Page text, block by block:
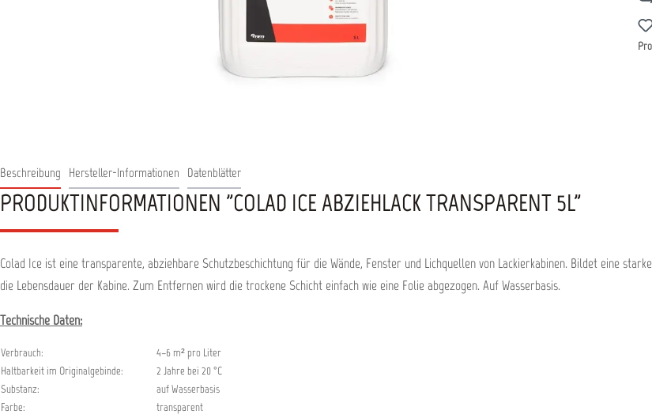
Beschreibung Hersteller-Informationen Datenblätter
PRODUKTINFORMATIONEN "COLAD ICE ABZIEHLACK TRANSPARENT 5L"
Colad Ice ist eine transparente, abziehbare Schutzbeschichtung für die Wände, Fenster und Lichquellen von Lackierkabinen. Bildet eine
die Lebensdauer der Kabine. Zum Entfernen wird die trockene Schicht einfach wie eine Folie abgezogen. Auf Wasserbasis.
Technische Daten:
Verbrauch:
4–6 m² pro Liter
Haltbarkeit im Originalgebinde:
2 Jahre bei 20 °C
Substanz:
auf Wasserbasis
Farbe:
transparent